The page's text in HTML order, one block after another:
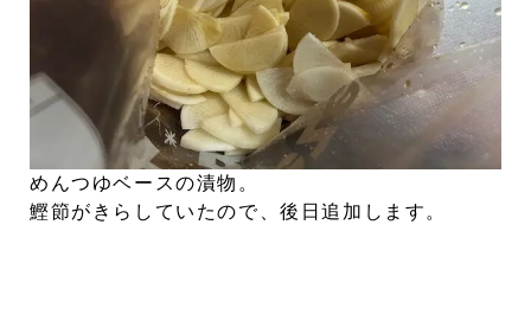
めんつゆベースの漬物。
鰹節がきらしていたので、後日追加します。